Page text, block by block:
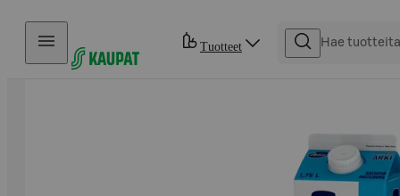
Hyppää sisältöön
Tuotteet